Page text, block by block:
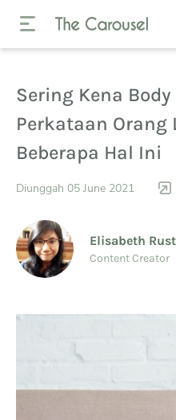
Sering Kena
Perkataan Orang
Beberapa Hal Ini
Diunggah 05 June 2021
Elisabeth
Content Creator